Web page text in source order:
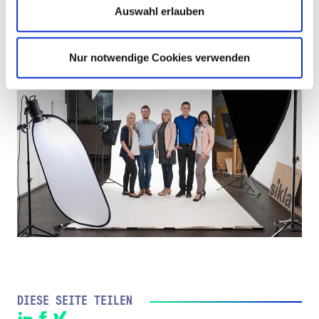
Auswahl erlauben
Nur notwendige Cookies verwenden
DIESE SEITE TEILEN